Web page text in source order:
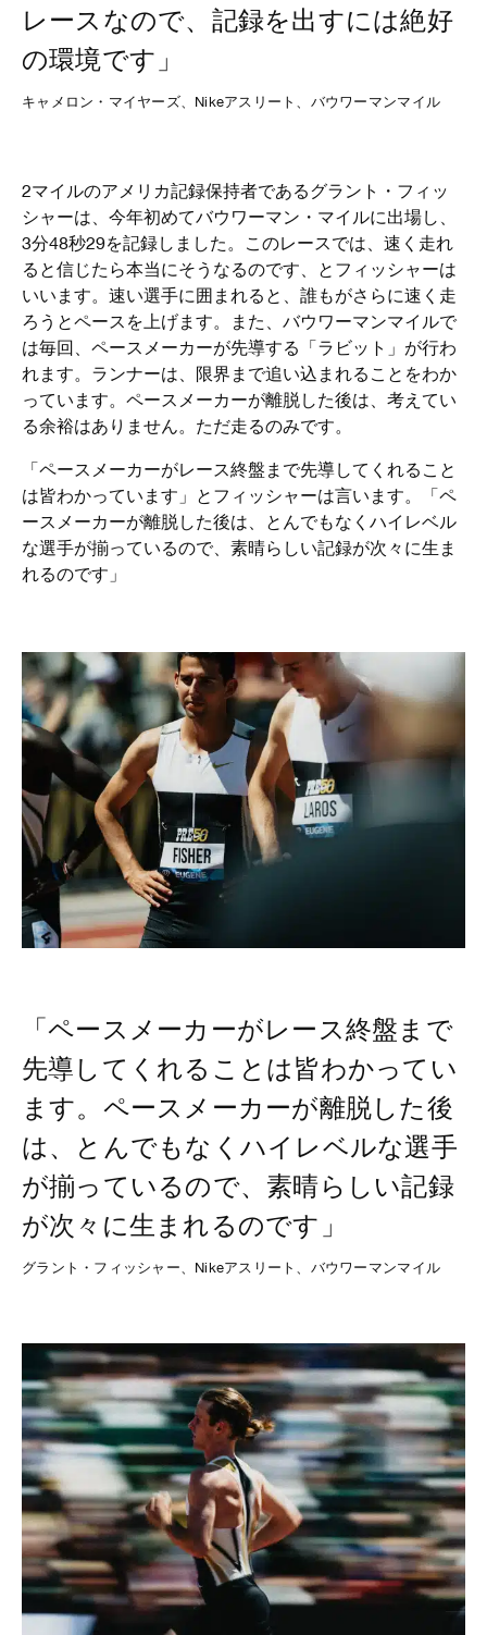
レースなので、記録を出すには絶好
の環境です」
キャメロン・マイヤーズ、Nikeアスリート、バウワーマンマイル
2マイルのアメリカ記録保持者であるグラント・フィッ
シャーは、今年初めてバウワーマン・マイルに出場し、
3分48秒29を記録しました。このレースでは、速く走れ
ると信じたら本当にそうなるのです、とフィッシャーは
いいます。速い選手に囲まれると、誰もがさらに速く走
ろうとペースを上げます。また、バウワーマンマイルで
は毎回、ペースメーカーが先導する「ラビット」が行わ
れます。ランナーは、限界まで追い込まれることをわか
っています。ペースメーカーが離脱した後は、考えてい
る余裕はありません。ただ走るのみです。
「ペースメーカーがレース終盤まで先導してくれること
は皆わかっています」とフィッシャーは言います。「ペ
ースメーカーが離脱した後は、とんでもなくハイレベル
な選手が揃っているので、素晴らしい記録が次々に生ま
れるのです」
「ペースメーカーがレース終盤まで
先導してくれることは皆わかってい
ます。ペースメーカーが離脱した後
は、とんでもなくハイレベルな選手
が揃っているので、素晴らしい記録
が次々に生まれるのです」
グラント・フィッシャー、Nikeアスリート、バウワーマンマイル